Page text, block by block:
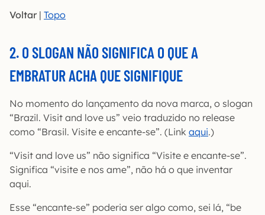
Voltar | Topo
2. O SLOGAN NÃO SIGNIFICA O QUE A
EMBRATUR ACHA QUE SIGNIFIQUE
No momento do lançamento da nova marca, o slogan
“Brazil. Visit and love us” veio traduzido no release
como “Brasil. Visite e encante-se”. (Link aqui.)
“Visit and love us” não significa “Visite e encante-se”.
Significa “visite e nos ame”, não há o que inventar
aqui.
Esse “encante-se” poderia ser algo como, sei lá, “be